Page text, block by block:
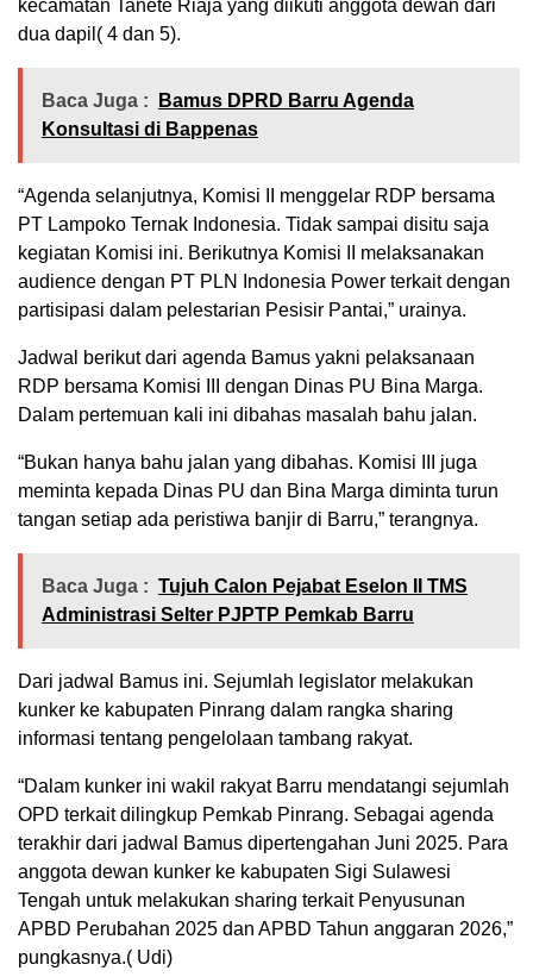
kecamatan Tanete Riaja yang diikuti anggota dewan dari
dua dapil( 4 dan 5).
Baca Juga :
Bamus DPRD Barru Agenda
Konsultasi di Bappenas
“Agenda selanjutnya, Komisi II menggelar RDP bersama
PT Lampoko Ternak Indonesia. Tidak sampai disitu saja
kegiatan Komisi ini. Berikutnya Komisi II melaksanakan
audience dengan PT PLN Indonesia Power terkait dengan
partisipasi dalam pelestarian Pesisir Pantai,” urainya.
Jadwal berikut dari agenda Bamus yakni pelaksanaan
RDP bersama Komisi III dengan Dinas PU Bina Marga.
Dalam pertemuan kali ini dibahas masalah bahu jalan.
“Bukan hanya bahu jalan yang dibahas. Komisi III juga
meminta kepada Dinas PU dan Bina Marga diminta turun
tangan setiap ada peristiwa banjir di Barru,” terangnya.
Baca Juga : Tujuh Calon Pejabat Eselon II TMS
Administrasi Selter PJPTP Pemkab Barru
Dari jadwal Bamus ini. Sejumlah legislator melakukan
kunker ke kabupaten Pinrang dalam rangka sharing
informasi tentang pengelolaan tambang rakyat.
“Dalam kunker ini wakil rakyat Barru mendatangi sejumlah
OPD terkait dilingkup Pemkab Pinrang. Sebagai agenda
terakhir dari jadwal Bamus dipertengahan Juni 2025. Para
anggota dewan kunker ke kabupaten Sigi Sulawesi
Tengah untuk melakukan sharing terkait Penyusunan
APBD Perubahan 2025 dan APBD Tahun anggaran 2026,”
pungkasnya.( Udi)